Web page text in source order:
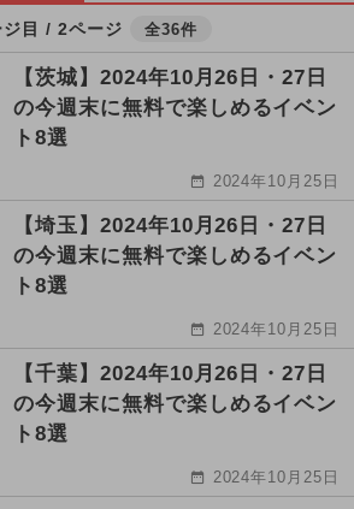
ジ目 / 2ページ 全36件
【茨城】2024年10月26日・27日
の今週末に無料で楽しめるイベン
ト8選
2024年10月25日
【埼玉】2024年10月26日・27日
の今週末に無料で楽しめるイベン
ト8選
2024年10月25日
【千葉】2024年10月26日・27日
の今週末に無料で楽しめるイベン
ト8選
2024年10月25日